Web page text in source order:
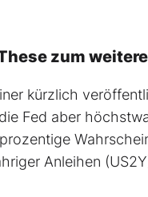
zum
kürzlich
Fed aber
Anleihen